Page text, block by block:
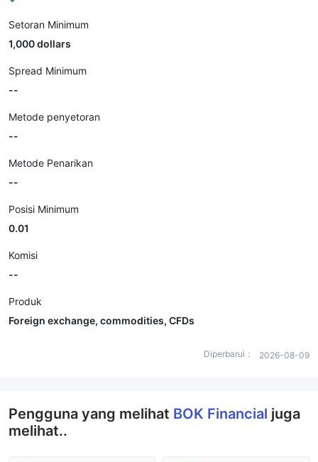
Setoran Minimum
1,000 dollars
Spread Minimum
--
Metode penyetoran
--
Metode Penarikan
--
Posisi Minimum
0.01
Komisi
--
Produk
Foreign exchange, commodities, CFDs
Diperbarui： 2026-08-09
Pengguna yang melihat BOK Financial juga
melihat..